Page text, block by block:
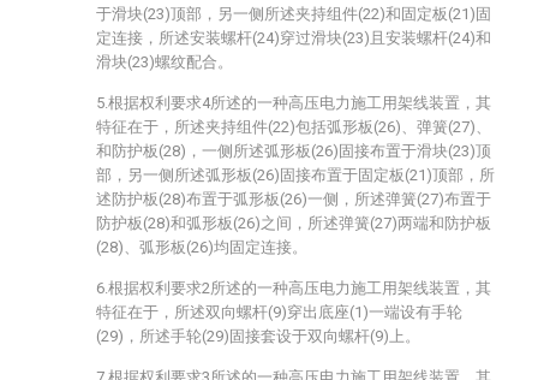
于滑块(23)顶部，另一侧所述夹持组件(22)和固定板(21)固
定连接，所述安装螺杆(24)穿过滑块(23)且安装螺杆(24)和
滑块(23)螺纹配合。
5.根据权利要求4所述的一种高压电力施工用架线装置，其
特征在于，所述夹持组件(22)包括弧形板(26)、弹簧(27)、
和防护板(28)，一侧所述弧形板(26)固接布置于滑块(23)顶
部，另一侧所述弧形板(26)固接布置于固定板(21)顶部，所
述防护板(28)布置于弧形板(26)一侧，所述弹簧(27)布置于
防护板(28)和弧形板(26)之间，所述弹簧(27)两端和防护板
(28)、弧形板(26)均固定连接。
6.根据权利要求2所述的一种高压电力施工用架线装置，其
特征在于，所述双向螺杆(9)穿出底座(1)一端设有手轮
(29)，所述手轮(29)固接套设于双向螺杆(9)上。